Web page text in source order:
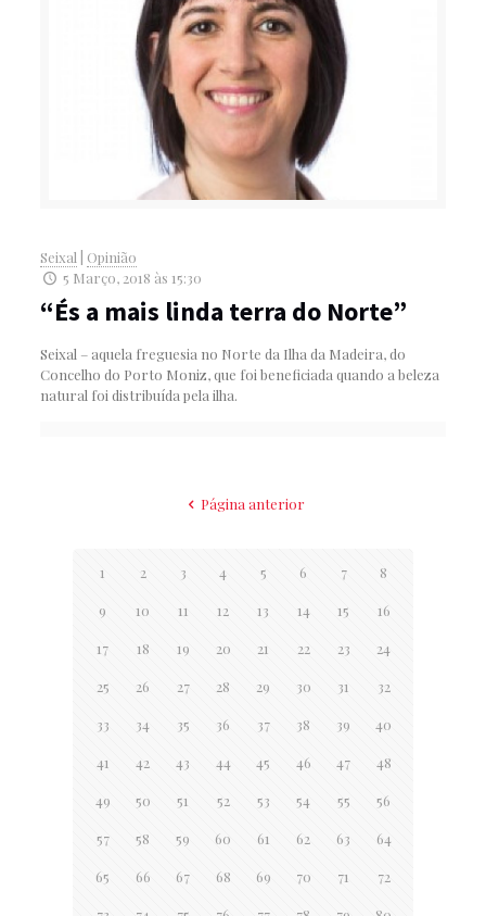
Seixal
Opinião
5 Março, 2018 às 15:30
“És a mais linda terra do Norte”
Seixal – aquela freguesia no Norte da Ilha da Madeira, do
Concelho do Porto Moniz, que foi beneficiada quando a beleza
natural foi distribuída pela ilha.
Página anterior
1 2 3 4 5 6 7 8
9 10 11 12 13 14 15 16
17 18 19 20 21 22 23 24
25 26 27 28 29 30 31 32
33 34 35 36 37 38 39 40
41 42 43 44 45 46 47 48
49 50 51 52 53 54 55 56
57 58 59 60 61 62 63 64
65 66 67 68 69 70 71 72